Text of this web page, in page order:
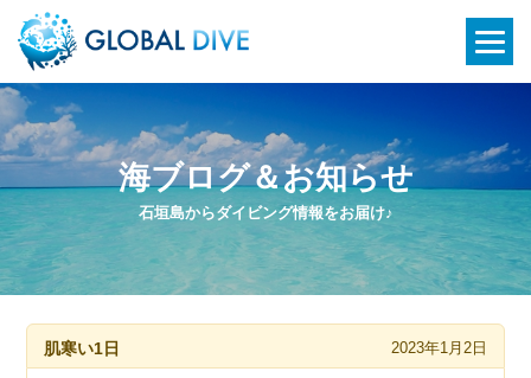
石垣島からダイビング情報をお届け♪
海ブログ＆お知らせ
肌寒い1日 2023年1月2日